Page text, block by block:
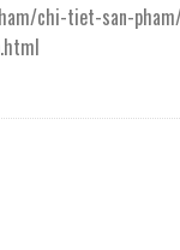
chi-tiet-san-